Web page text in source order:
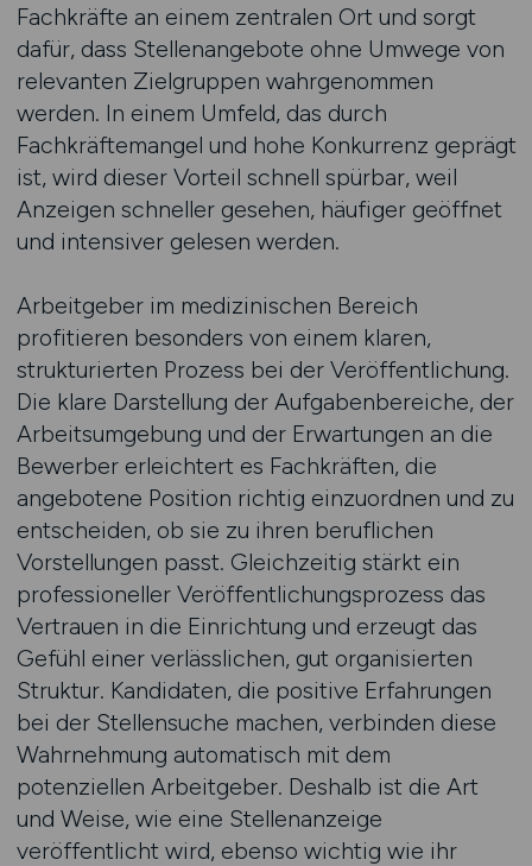
Fachkräfte an einem zentralen Ort und sorgt
dafür, dass Stellenangebote ohne Umwege von
relevanten Zielgruppen wahrgenommen
werden. In einem Umfeld, das durch
Fachkräftemangel und hohe Konkurrenz geprägt
ist, wird dieser Vorteil schnell spürbar, weil
Anzeigen schneller gesehen, häufiger geöffnet
und intensiver gelesen werden.
Arbeitgeber im medizinischen Bereich
profitieren besonders von einem klaren,
strukturierten Prozess bei der Veröffentlichung.
Die klare Darstellung der Aufgabenbereiche, der
Arbeitsumgebung und der Erwartungen an die
Bewerber erleichtert es Fachkräften, die
angebotene Position richtig einzuordnen und zu
entscheiden, ob sie zu ihren beruflichen
Vorstellungen passt. Gleichzeitig stärkt ein
professioneller Veröffentlichungsprozess das
Vertrauen in die Einrichtung und erzeugt das
Gefühl einer verlässlichen, gut organisierten
Struktur. Kandidaten, die positive Erfahrungen
bei der Stellensuche machen, verbinden diese
Wahrnehmung automatisch mit dem
potenziellen Arbeitgeber. Deshalb ist die Art
und Weise, wie eine Stellenanzeige
veröffentlicht wird, ebenso wichtig wie ihr